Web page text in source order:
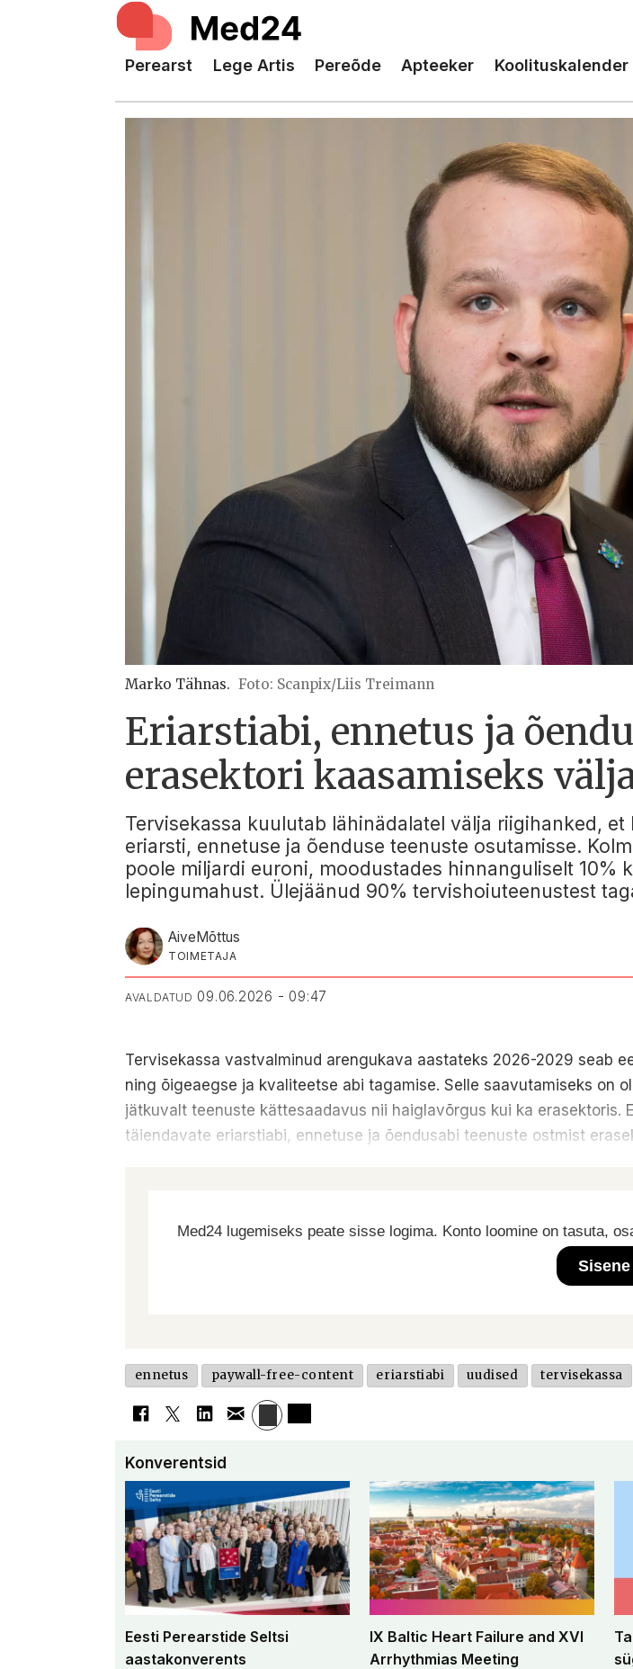
Perearst Lege Artis Pereõde Apteeker Koolituskalender
Marko Tähnas. Foto: Scanpix/Liis Treimann
Eriarstiabi, ennetus ja
erasektori kaasamiseks
Tervisekassa kuulutab lähinädalatel välja riigihanked,
eriarsti, ennetuse ja õenduse teenuste osutamisse.
poole miljardi euroni, moodustades hinnanguliselt
lepingumahust. Ülejäänud 90% tervishoiuteenustest
AiveMõttus
TOIMETAJA
AVALDATUD 09.06.2026 - 09:47
Tervisekassa vastvalminud arengukava aastateks 2026-2029 seab
ning õigeaegse ja kvaliteetse abi tagamise. Selle saavutamiseks on
jätkuvalt teenuste kättesaadavus nii haiglavõrgus kui ka erasektoris.
täiendavate eriarstiabi, ennetuse ja õendusabi teenuste ostmist
Med24 lugemiseks peate sisse logima. Konto loomine on tasuta,
Sisene
ennetus paywall-free-content eriarstiabi uudised tervisekassa
Konverentsid
Eesti Perearstide Seltsi
aastakonverents
IX Baltic Heart Failure and XVI
Arrhythmias Meeting